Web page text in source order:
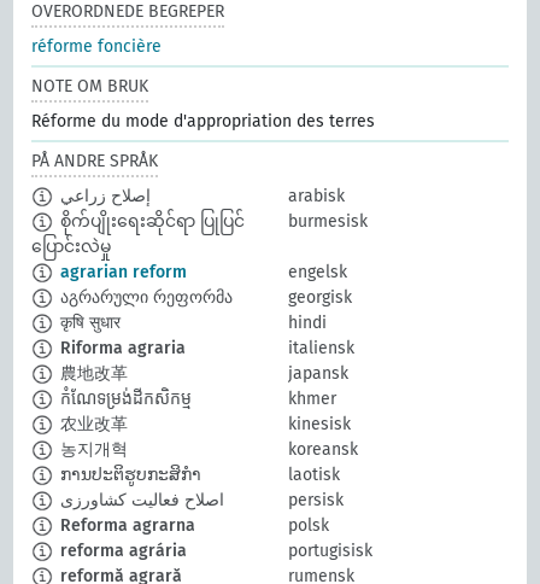
OVERORDNEDE BEGREPER
réforme foncière
NOTE OM BRUK
Réforme du mode d'appropriation des terres
PÅ ANDRE SPRÅK
إصلاح زراعي
arabisk
စိုက်ပျိုးရေးဆိုင်ရာ ပြုပြင်
ပြောင်းလဲမှု
burmesisk
agrarian reform
engelsk
აგრარული რეფორმა
georgisk
कृषि सुधार
hindi
Riforma agraria
italiensk
農地改革
japansk
កំណែទម្រង់ដីកសិកម្ម
khmer
农业改革
kinesisk
농지개혁
koreansk
ການປະຕິຮູບກະສິກຳ
laotisk
اصلاح فعالیت کشاورزی
persisk
Reforma agrarna
polsk
reforma agrária
portugisisk
reformă agrară
rumensk